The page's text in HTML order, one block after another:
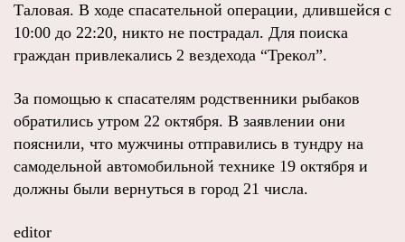
Таловая. В ходе спасательной операции, длившейся с
10:00 до 22:20, никто не пострадал. Для поиска
граждан привлекались 2 вездехода “Трекол”.
За помощью к спасателям родственники рыбаков
обратились утром 22 октября. В заявлении они
пояснили, что мужчины отправились в тундру на
самодельной автомобильной технике 19 октября и
должны были вернуться в город 21 числа.
editor